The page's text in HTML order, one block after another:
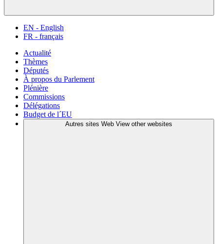
EN - English
FR - français
Actualité
Thèmes
Députés
À propos du Parlement
Plénière
Commissions
Délégations
Budget de l´EU
Autres sites Web View other websites